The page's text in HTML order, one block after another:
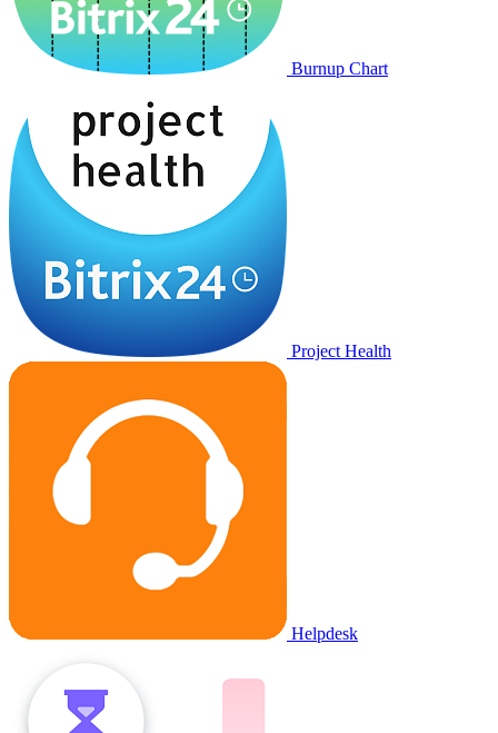
Burnup Chart
Project Health
Helpdesk